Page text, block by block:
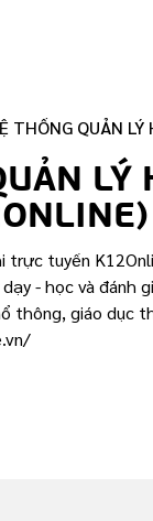
THỐNG QUẢN
LÝ
trực tuyến
- học và đánh
thông, giáo dục